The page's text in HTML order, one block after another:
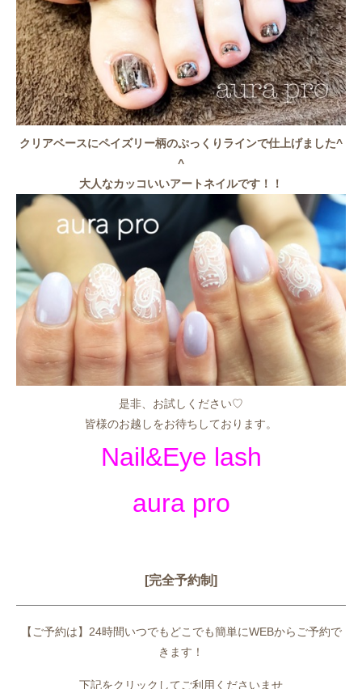
クリアベースにペイズリー柄のぷっくりラインで仕上げました^
^
大人なカッコいいアートネイルです！！
是非、お試しください♡
皆様のお越しをお待ちしております。
Nail&Eye lash
aura pro
[完全予約制]
【ご予約は】24時間いつでもどこでも簡単にWEBからご予約で
きます！
下記をクリックしてご利用くださいませ